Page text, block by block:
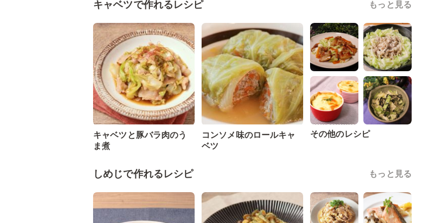
キャベツで作れるレシピ もっと見る
キャベツと豚バラ肉のう
ま煮
コンソメ味のロールキャ
ベツ
その他のレシピ
しめじで作れるレシピ もっと見る